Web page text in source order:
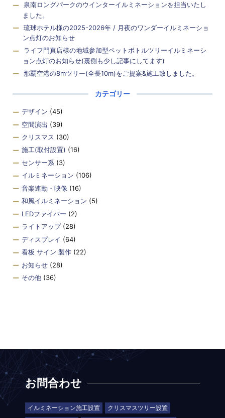
泉南ロングパークのウインターイルミネーションを担当いたし
ました。
琉球ホテル様の2025-2026年 / 月夜のワンダーイルミネーショ
ン点灯のお知らせ
ライフ門真店様の地域参加型ペットボトルツリーイルミネーシ
ョン点灯のお知らせ(裏側も少し記事にしてます)
那覇空港の8mツリー(全長10m)をご提案&施工致しました。
カテゴリー
デザイン (45)
空間演出 (39)
クリスマス (30)
施工(取付設置) (16)
センサー系 (3)
イルミネーション (106)
音楽連動・映像 (16)
和風イルミネーション (5)
LEDファイバー (2)
ライトアップ(28)
ディスプレイ (64)
看板 サイン 製作 (22)
お知らせ (28)
その他 (36)
お問合わせ
イルミネーション施工設置
クリスマスツリー設置